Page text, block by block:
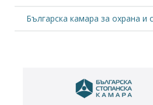
Българска камара за охрана и